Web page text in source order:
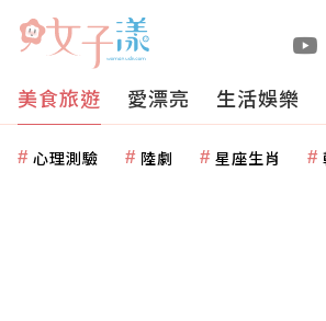
美食旅遊 愛漂亮 生活娛樂
心理測驗 陸劇 星座生肖